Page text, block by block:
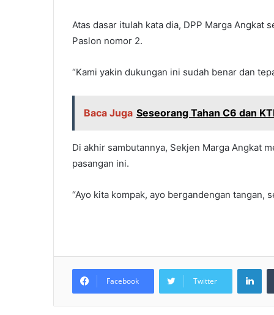
Atas dasar itulah kata dia, DPP Marga Angkat
Paslon nomor 2.
“Kami yakin dukungan ini sudah benar dan
Baca Juga Seseorang Tahan C6 dan
Di akhir sambutannya, Sekjen Marga Angkat
pasangan ini.
“Ayo kita kompak, ayo bergandengan tangan,
Facebook Twitter